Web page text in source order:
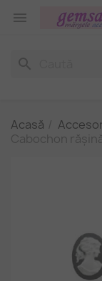

search
Acasă
Cabochon